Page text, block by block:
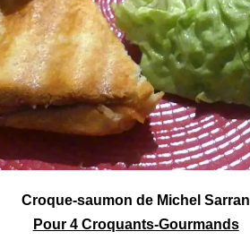
Croque-saumon de Michel Sarran
Pour 4 Croquants-Gourmands